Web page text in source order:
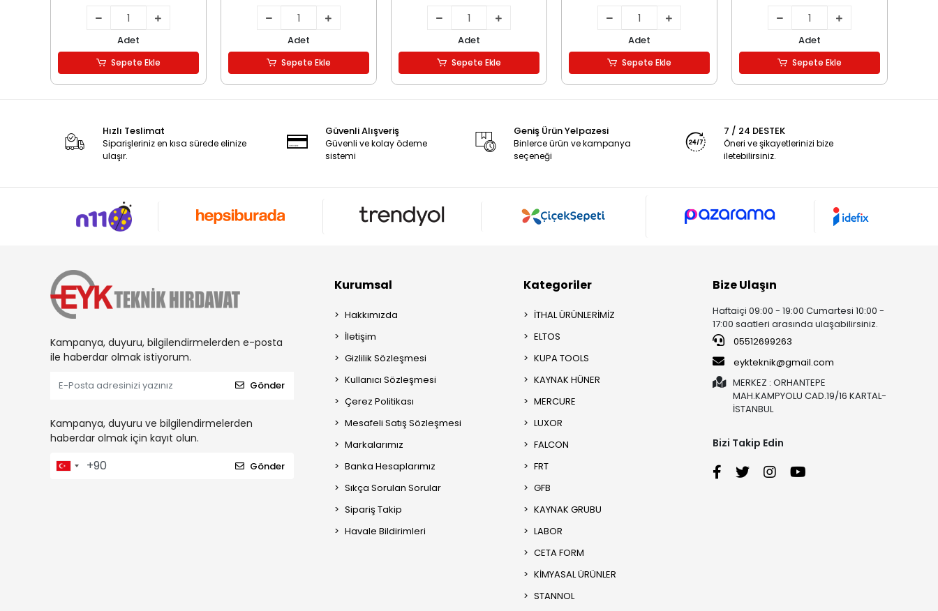
Adet
Sepete Ekle
Adet
Sepete Ekle
Adet
Sepete Ekle
Adet
Sepete Ekle
Adet
Sepete Ekle
Hızlı Teslimat
Siparişleriniz en kısa sürede elinize
ulaşır.
Güvenli Alışveriş
Güvenli ve kolay ödeme
sistemi
Geniş Ürün Yelpazesi
Binlerce ürün ve kampanya
seçeneği
7 / 24 DESTEK
Öneri ve şikayetlerinizi bize
iletebilirsiniz.
Kampanya, duyuru, bilgilendirmelerden e-posta
ile haberdar olmak istiyorum.
Gönder
Kampanya, duyuru ve bilgilendirmelerden
haberdar olmak için kayıt olun.
Gönder
Kurumsal
Hakkımızda
İletişim
Gizlilik Sözleşmesi
Kullanıcı Sözleşmesi
Çerez Politikası
Mesafeli Satış Sözleşmesi
Markalarımız
Banka Hesaplarımız
Sıkça Sorulan Sorular
Sipariş Takip
Havale Bildirimleri
Kategoriler
İTHAL ÜRÜNLERİMİZ
ELTOS
KUPA TOOLS
KAYNAK HÜNER
MERCURE
LUXOR
FALCON
FRT
GFB
KAYNAK GRUBU
LABOR
CETA FORM
KİMYASAL ÜRÜNLER
STANNOL
Bize Ulaşın
Haftaiçi 09:00 - 19:00 Cumartesi 10:00 -
17:00 saatleri arasında ulaşabilirsiniz.
05512699263
eykteknik@gmail.com
MERKEZ : ORHANTEPE
MAH.KAMPYOLU CAD.19/16 KARTAL-
İSTANBUL
Bizi Takip Edin